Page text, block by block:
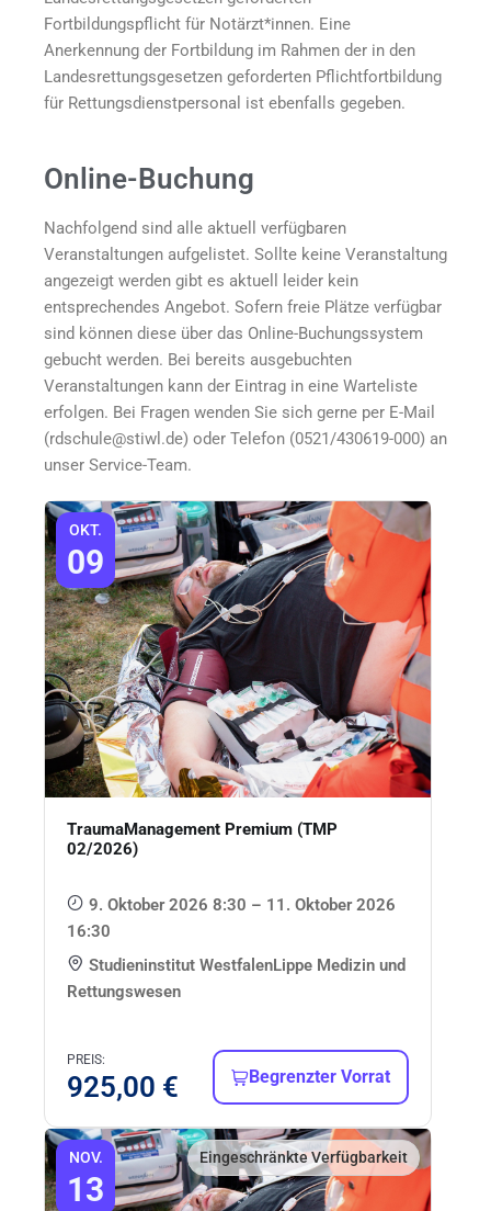
Fortbildungspflicht für Notärzt*innen. Eine
Anerkennung der Fortbildung im Rahmen der in den
Landesrettungsgesetzen geforderten Pflichtfortbildung
für Rettungsdienstpersonal ist ebenfalls gegeben.
Online-Buchung
Nachfolgend sind alle aktuell verfügbaren
Veranstaltungen aufgelistet. Sollte keine Veranstaltung
angezeigt werden gibt es aktuell leider kein
entsprechendes Angebot. Sofern freie Plätze verfügbar
sind können diese über das Online-Buchungssystem
gebucht werden. Bei bereits ausgebuchten
Veranstaltungen kann der Eintrag in eine Warteliste
erfolgen. Bei Fragen wenden Sie sich gerne per E-Mail
(rdschule@stiwl.de) oder Telefon (0521/430619-000) an
unser Service-Team.
OKT.
09
TraumaManagement Premium (TMP
02/2026)
9. Oktober 2026 8:30 – 11. Oktober 2026
16:30
Studieninstitut WestfalenLippe Medizin und
Rettungswesen
PREIS:
925,00 € Begrenzter Vorrat
NOV.
13
Eingeschränkte Verfügbarkeit